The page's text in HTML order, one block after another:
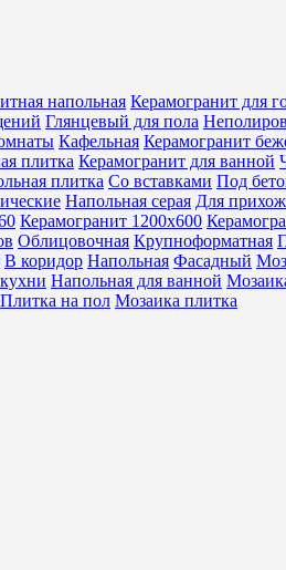
напольная Керамогранит для
Глянцевый для пола
Кафельная Керамогранит
плитка Керамогранит для ванной
плитка Со вставками Под
Напольная серая Для
Керамогранит 1200х600
Облицовочная Крупноформатная
В коридор Напольная Фасадный
Напольная для ванной
Плитка на пол Мозаика плитка